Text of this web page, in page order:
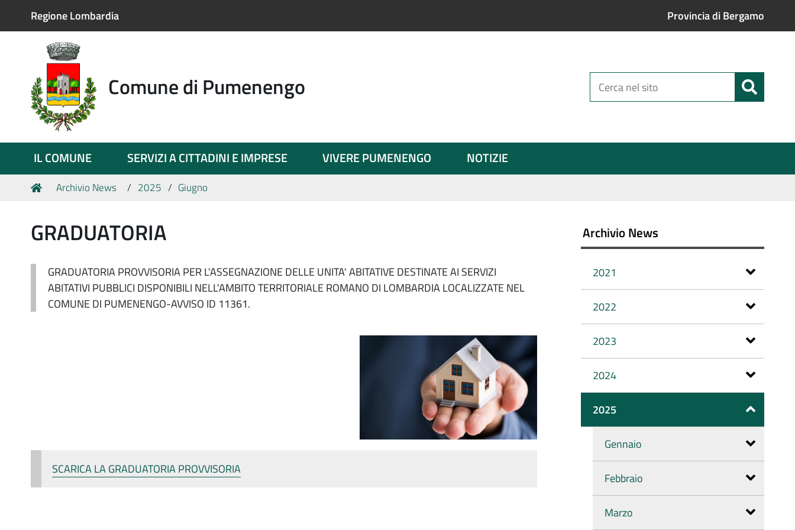
Regione Lombardia Provincia di Bergamo
Comune di Pumenengo
Cerca
nel
IL COMUNE SERVIZI A CITTADINI E IMPRESE VIVERE PUMENENGO NOTIZIE
Tu
Home
Archivio News 2025 Giugno
GRADUATORIA
GRADUATORIA PROVVISORIA PER L'ASSEGNAZIONE DELLE UNITA' ABITATIVE DESTINATE AI SERVIZI
ABITATIVI PUBBLICI DISPONIBILI NELL'AMBITO TERRITORIALE ROMANO DI LOMBARDIA LOCALIZZATE NEL
COMUNE DI PUMENENGO-AVVISO ID 11361.
SCARICA LA GRADUATORIA PROVVISORIA
Archivio News
2021
2022
2023
2024
2025
Gennaio
Febbraio
Marzo